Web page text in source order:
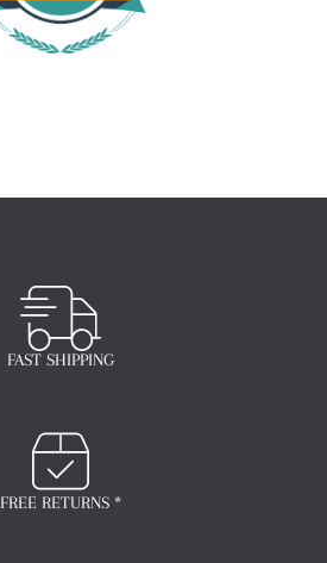
FAST SHIPPING
FREE RETURNS *